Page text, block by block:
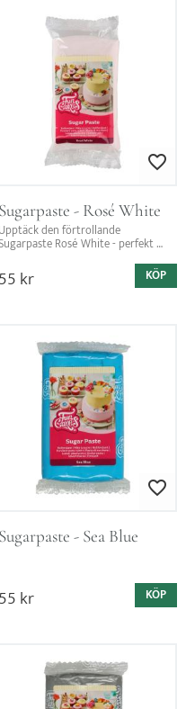
Lägg till i
Sugarpaste - Rosé White
Upptäck den förtrollande
Rosé White - perfekt
med '24 Chic Aubergine för en
unik färgexplosion.
55kr KÖP
Lägg till i
Sugarpaste - Sea Blue
55kr KÖP